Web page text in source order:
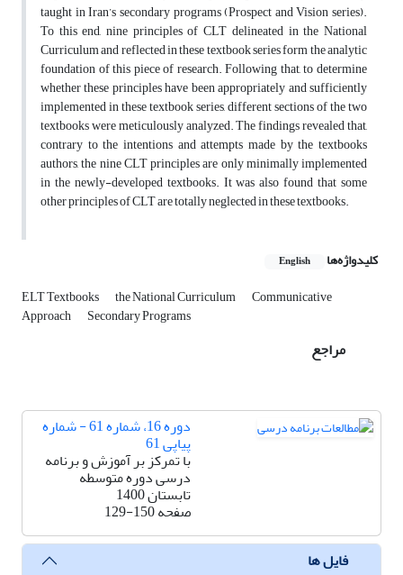
taught in Iran’s secondary programs (Prospect and Vision series).
To this end, nine principles of CLT delineated in the National
Curriculum and reflected in these textbook series form the analytic
foundation of this piece of research. Following that, to determine
whether these principles have been appropriately and sufficiently
implemented in these textbook series, different sections of the two
textbooks were meticulously analyzed. The findings revealed that,
contrary to the intentions and attempts made by the textbooks
authors, the nine CLT principles are only minimally implemented
in the newly-developed textbooks. It was also found that some
other principles of CLT are totally neglected in these textbooks.
کلیدواژه‌ها English
ELT Textbooks the National Curriculum Communicative
Approach Secondary Programs
مراجع
دوره 16، شماره 61 - شماره
پیاپی 61
با تمرکز بر آموزش و برنامه
درسی دوره متوسطه
تابستان 1400
صفحه129-150
فایل ها